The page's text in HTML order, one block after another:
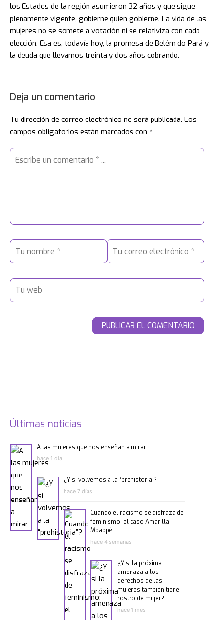
los Estados de la región asumieron 32 años y que sigue
plenamente vigente, gobierne quien gobierne. La vida de las
mujeres no se somete a votación ni se relativiza con cada
elección. Esa es, todavía hoy, la promesa de Belém do Pará y
la deuda que llevamos treinta y dos años cobrando.
Deja un comentario
Tu dirección de correo electrónico no será publicada. Los
campos obligatorios están marcados con *
Últimas noticias
A las mujeres que nos enseñan a mirar
hace 1 día
¿Y si volvemos a la “prehistoria”?
hace 7 días
Cuando el racismo se disfraza de
feminismo: el caso Amarilla-
Mbappé
hace 4 semanas
¿Y si la próxima
amenaza a los
derechos de las
mujeres también tiene
rostro de mujer?
hace 1 mes